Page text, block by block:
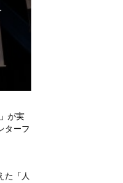
が実
ターフ
た「人